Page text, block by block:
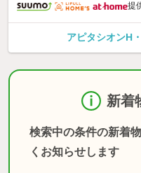
提
アピタシオンH
新着
検索中の条件の新着
くお知らせします